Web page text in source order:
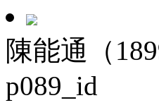
陳能通（
p089_id